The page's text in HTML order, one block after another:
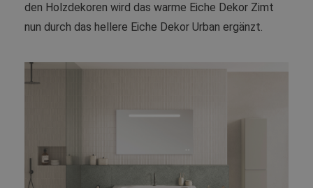
den Holzdekoren wird das warme Eiche Dekor Zimt
nun durch das hellere Eiche Dekor Urban ergänzt.